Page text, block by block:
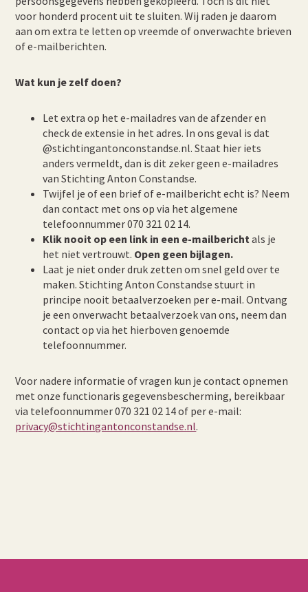
voor honderd procent uit te sluiten. Wij raden je daarom
aan om extra te letten op vreemde of onverwachte brieven
of e-mailberichten.
Wat kun je zelf doen?
Let extra op het e-mailadres van de afzender en
check de extensie in het adres. In ons geval is dat
@stichtingantonconstandse.nl. Staat hier iets
anders vermeldt, dan is dit zeker geen e-mailadres
van Stichting Anton Constandse.
Twijfel je of een brief of e-mailbericht echt is? Neem
dan contact met ons op via het algemene
telefoonnummer 070 321 02 14.
Klik nooit op een link in een e-mailberichtals je
het niet vertrouwt. Open geen bijlagen.
Laat je niet onder druk zetten om snel geld over te
maken. Stichting Anton Constandse stuurt in
principe nooit betaalverzoeken per e-mail. Ontvang
je een onverwacht betaalverzoek van ons, neem dan
contact op via het hierboven genoemde
telefoonnummer.
Voor nadere informatie of vragen kun je contact opnemen
met onze functionaris gegevensbescherming, bereikbaar
via telefoonnummer 070 321 02 14 of per e-mail:
privacy@stichtingantonconstandse.nl.